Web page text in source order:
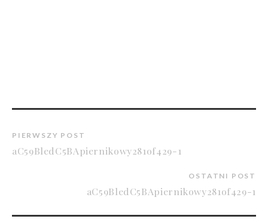
PIERWSZY POST
aC59BledC5BApiernikowy281of429-1
OSTATNI POST
aC59BledC5BApiernikowy281of429-1